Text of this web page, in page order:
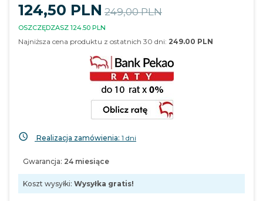
124,50 PLN 249,00 PLN
OSZCZĘDZASZ 124.50 PLN
Najniższa cena produktu z ostatnich 30 dni: 249.00 PLN
Realizacja zamówienia: 1 dni
Gwarancja: 24 miesiące
Koszt wysyłki: Wysyłka gratis!